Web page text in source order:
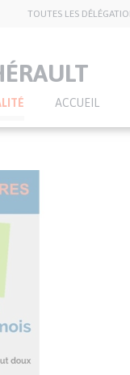
TOUTES LES
ACCUEIL